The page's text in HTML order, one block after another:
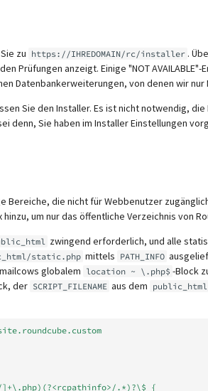
zu https://IHREDOMAIN/rc/installer .
Prüfungen anzeigt. Einige "NOT AVAILABLE"-
Datenbankerweiterungen, von denen wir nur
Sie den Installer. Es ist nicht notwendig,
denn, Sie haben im Installer Einstellungen
Bereiche, die nicht für Webbenutzer
um nur das öffentliche Verzeichnis von
zwingend erforderlich, und alle
static.php mittels PATH_INFO
globalem location ~ \.php$ -Block
der SCRIPT_FILENAME aus dem
]+\.php)(?<rcpathinfo>/.*)?\$ {